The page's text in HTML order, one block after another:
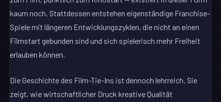
kaum noch. Stattdessen entstehen eigenständige Franchise-
Spiele mit längeren Entwicklungszyklen, die nicht an einen
Filmstart gebunden sind und sich spielerisch mehr Freiheit
erlauben können.
Die Geschichte des Film-Tie-Ins ist dennoch lehrreich. Sie
zeigt, wie wirtschaftlicher Druck kreative Qualität